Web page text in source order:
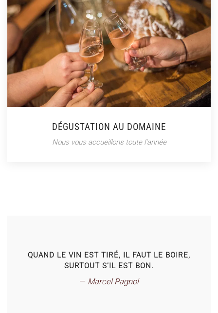
DÉGUSTATION AU DOMAINE
Nous vous accueillons toute l'année
QUAND LE VIN EST TIRÉ, IL FAUT LE BOIRE,
SURTOUT S’IL EST BON.
Marcel Pagnol